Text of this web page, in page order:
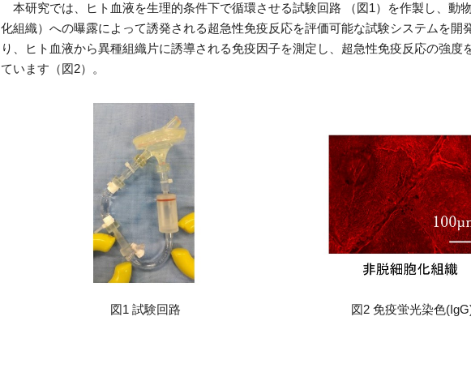
本研究では、ヒト血液を生理的条件下で循環させる試験回路 （図1）を作製し、動
化組織）への曝露によって誘発される超急性免疫反応を評価可能な試験システムを開
り、ヒト血液から異種組織片に誘導される免疫因子を測定し、超急性免疫反応の強度
ています（図2）。
図1 試験回路 図2 免疫蛍光染色